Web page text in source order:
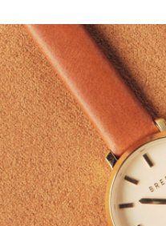
TOPICS
COLLECTION
LOOK BOOK
STREET SNAP
SHOP LIST